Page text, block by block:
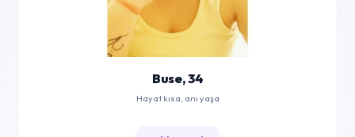
Buse, 34
Hayat kısa, anı yaşa